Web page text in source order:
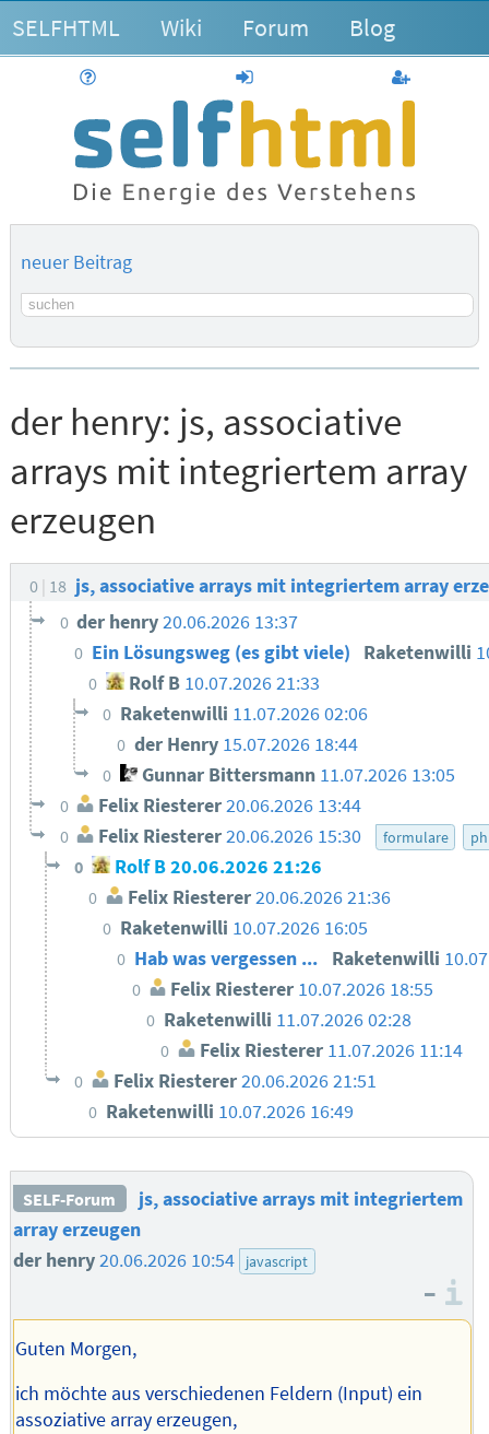
SELFHTML Wiki Forum Blog
anmelden
neuer Beitrag
Suchbegriff
der henry: js, associative
arrays mit integriertem array
erzeugen
0 18 js, associative arrays mit integriertem array
0 der henry20.06.2026 13:37
0 Ein Lösungsweg (es gibt viele) Raketenwilli
0 Rolf B 10.07.2026 21:33
0 Raketenwilli 11.07.2026 02:06
0 der Henry 15.07.2026 18:44
0 Gunnar Bittersmann 11.07.2026 13:05
0 Felix Riesterer20.06.2026 13:44
0 Felix Riesterer20.06.2026 15:30 formulare
0 Rolf B20.06.2026 21:26
0 Felix Riesterer20.06.2026 21:36
0 Raketenwilli 10.07.2026 16:05
0 Hab was vergessen ... Raketenwilli
0 Felix Riesterer 10.07.2026 18:55
0 Raketenwilli 11.07.2026 02:28
0 Felix Riesterer 11.07.2026 11:14
0 Felix Riesterer 20.06.2026 21:51
0 Raketenwilli 10.07.2026 16:49
SELF-Forum
js, associative arrays mit integriertem
array erzeugen
der henry20.06.2026 10:54 javascript
–
Guten Morgen,
ich möchte aus verschiedenen Feldern (Input) ein
assoziative array erzeugen,